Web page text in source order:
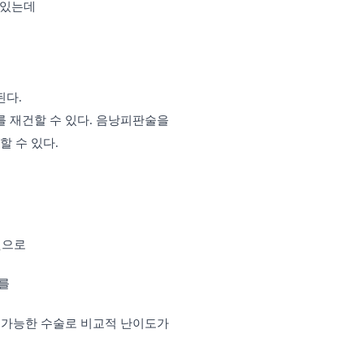
는데
다.
재건할 수 있다. 음낭피판술을
수 있다.
로
능한 수술로 비교적 난이도가